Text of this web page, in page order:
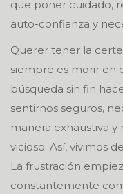
que poner cuidado,
auto-confianza y
Querer tener la
siempre es morir en
búsqueda sin fin
sentirnos seguros,
manera exhaustiva
vicioso. Así, vivimos
La frustración
constantemente